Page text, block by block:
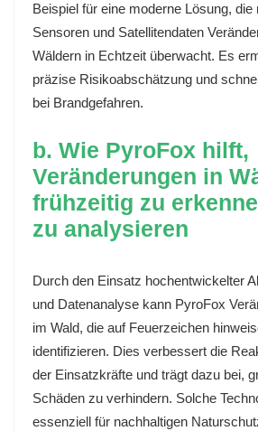
Beispiel für eine moderne Lösung, die
Sensoren und Satellitendaten
Wäldern in Echtzeit überwacht. Es
präzise Risikoabschätzung und
bei Brandgefahren.
b. Wie PyroFox hilft,
Veränderungen in
frühzeitig zu
zu analysieren
Durch den Einsatz hochentwickelter
und Datenanalyse kann PyroFox
im Wald, die auf Feuerzeichen
identifizieren. Dies verbessert die
der Einsatzkräfte und trägt dazu bei,
Schäden zu verhindern. Solche
essenziell für nachhaltigen